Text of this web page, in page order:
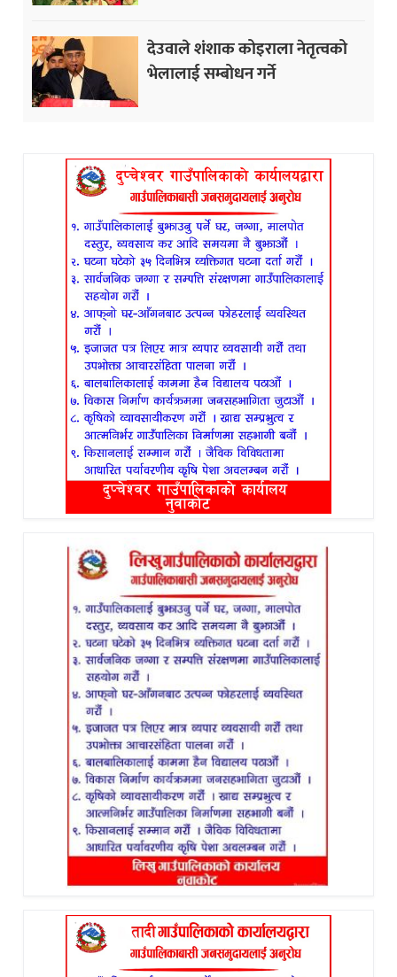
देउवाले शंशाक कोइराला नेतृत्वको
भेलालाई सम्बोधन गर्ने